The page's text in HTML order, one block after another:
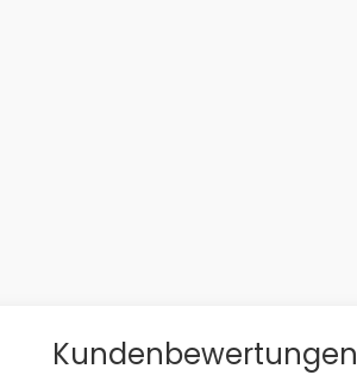
Kundenbewertungen